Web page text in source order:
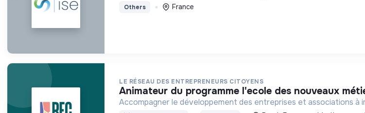
Others France
LE RÉSEAU DES ENTREPRENEURS CITOYENS
animateur du programme l'ecole des nouveaux
Accompagner le développement des entreprises et